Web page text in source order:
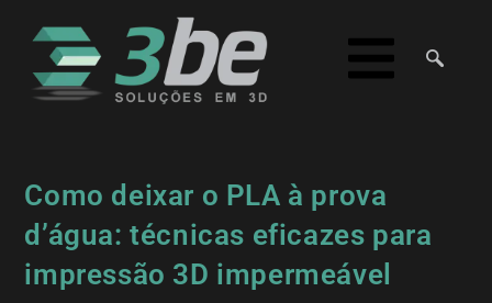
Como deixar o PLA à prova
d’água: técnicas eficazes para
impressão 3D impermeável